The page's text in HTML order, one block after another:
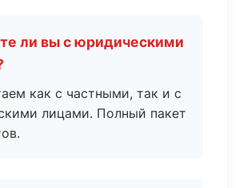
ли вы с юридическими
как с частными, так и с
лицами. Полный пакет